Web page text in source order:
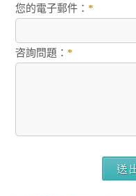
您的電子郵件：*
咨詢問題：*